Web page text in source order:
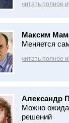
читать полное
Максим
Меняется
читать полное
Александр
Можно
решений